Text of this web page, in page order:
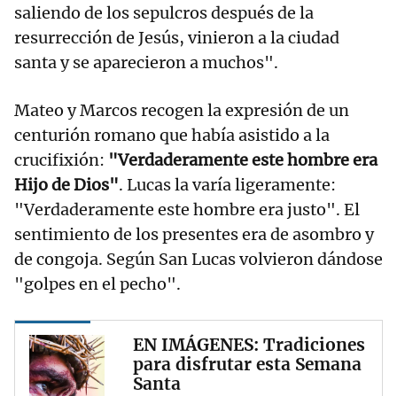
saliendo de los sepulcros después de la
resurrección de Jesús, vinieron a la ciudad
santa y se aparecieron a muchos".
Mateo y Marcos recogen la expresión de un
centurión romano que había asistido a la
crucifixión: "Verdaderamente este hombre era
Hijo de Dios". Lucas la varía ligeramente:
"Verdaderamente este hombre era justo". El
sentimiento de los presentes era de asombro y
de congoja. Según San Lucas volvieron dándose
"golpes en el pecho".
EN IMÁGENES: Tradiciones
para disfrutar esta Semana
Santa